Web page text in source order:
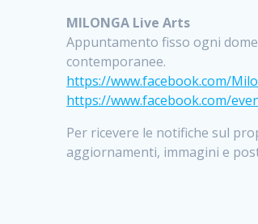
MILONGA Live Arts
Appuntamento fisso ogni
contemporanee.
https://www.facebook.com/
https://www.facebook.com/
Per ricevere le notifiche sul
aggiornamenti, immagini e